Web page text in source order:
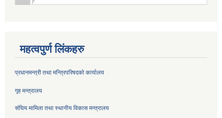
महत्वपुर्ण लिंकहरु
प्रधानमन्त्री तथा मन्त्रिपरिषदको कार्यालय
गृह मन्त्रालय
संघिय मामिला तथा स्थानीय विकास मन्त्रालय